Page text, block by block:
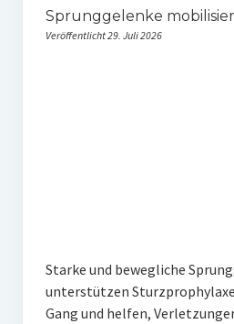
Sprunggelenke
Veröffentlicht 29. Juli 2026
Starke und bewegliche
unterstützen
Gang und helfen,